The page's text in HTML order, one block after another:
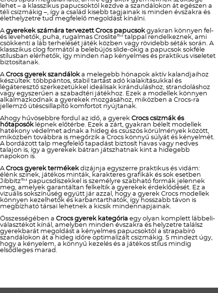
lehet – a klasszikus papucsoktól kezdve a szandálokon át egészen a
téli csizmákig –, így a család kisebb tagjainak is minden évszakra és
élethelyzetre tud megfelelő megoldást kínálni.
Agyerekek számára tervezett Crocs papucsokgyakran könnyen fel-
és levehetők, puha, rugalmas Croslite™ talppal rendelkeznek, ami
csökkenti a láb terhelését játék közben vagy rövidebb séták során. A
klasszikus clog formától a belebújós slide-okig a papucsok sokféle
stílusban elérhetők, így minden nap kényelmes és praktikus viseletet
biztosítanak.
ACrocs gyerek szandáloka melegebb hónapok aktív kalandjaihoz
készültek: többpántos, stabil tartást adó kialakításukkal és
légáteresztő szerkezetükkel ideálisak kiránduláshoz, strandoláshoz
vagy egyszerűen a szabadtéri játékhoz. Ezek a modellek könnyen
alkalmazkodnak a gyerekek mozgásához, miközben a Crocs-ra
jellemző ütéscsillapító komfortot nyújtanak.
Ahogy hűvösebbre fordul az idő, a gyerek Crocs csizmák és
hótaposóklépnek előtérbe. Ezek a zárt, gyakran bélelt modellek
hatékony védelmet adnak a hideg és csúszós körülmények között,
miközben továbbra is megőrzik a Crocs könnyű súlyát és kényelmét.
A bordázott talp megfelelő tapadást biztosít havas vagy nedves
talajon is, így a gyerekek bátran játszhatnak kint a hidegebb
napokon is.
ACrocs gyerek termékekdizájnja egyszerre praktikus és vidám:
élénk színek, játékos minták, karakteres grafikák és sok esetben
Jibbitz™ papucsdíszekkel is személyre szabható formák jelennek
meg, amelyek garantáltan felkeltik a gyerekek érdeklődését. Ez a
vizuális sokszínűség együtt jár azzal, hogy a gyerek Crocs modellek
könnyen kezelhetők és karbantarthatók, így hosszabb távon is
megbízható társai lehetnek a kicsik mindennapjainak.
Összességében a Crocs gyerek kategória egy olyan komplett lábbeli-
választékot kínál, amelyben minden évszakra és helyzetre találsz
gyerekbarát megoldást a kényelmes papucsoktól a strapabíró
szandálokon át a hideg időre optimalizált csizmákig. S mindezt úgy,
hogy a kényelem, a könnyű kezelés és a játékos stílus mindig
elsődleges marad.